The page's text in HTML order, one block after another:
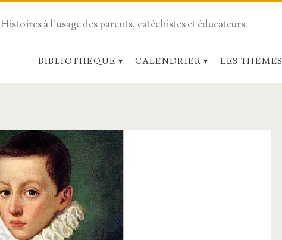
Histoires à l’usage des parents, catéchistes et éducateurs.
BIBLIOTHÈQUE CALENDRIER LES THÈMES